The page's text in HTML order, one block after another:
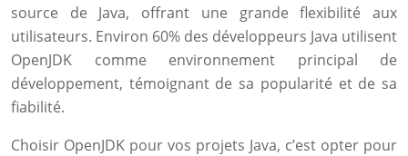
source de Java, offrant une grande flexibilité aux
utilisateurs. Environ 60% des développeurs Java utilisent
OpenJDK comme environnement principal de
développement, témoignant de sa popularité et de sa
fiabilité.
Choisir OpenJDK pour vos projets Java, c’est opter pour